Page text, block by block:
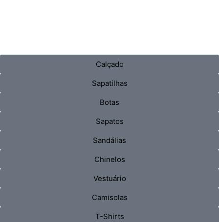
Calçado
Sapatilhas
Botas
Sapatos
Sandálias
Chinelos
Vestuário
Camisolas
T-Shirts